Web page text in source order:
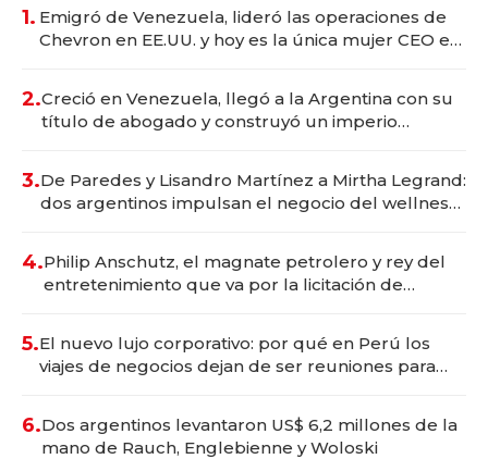
1. Emigró de Venezuela, lideró las operaciones de
Chevron en EE.UU. y hoy es la única mujer CEO en
2.Creció en Venezuela, llegó a la Argentina con su
título de abogado y construyó un imperio
3.De Paredes y Lisandro Martínez a Mirtha Legrand:
dos argentinos impulsan el negocio del wellness
4.Philip Anschutz, el magnate petrolero y rey del
entretenimiento que va por la licitación de
5.El nuevo lujo corporativo: por qué en Perú los
viajes de negocios dejan de ser reuniones para
6.Dos argentinos levantaron US$ 6,2 millones de la
mano de Rauch, Englebienne y Woloski